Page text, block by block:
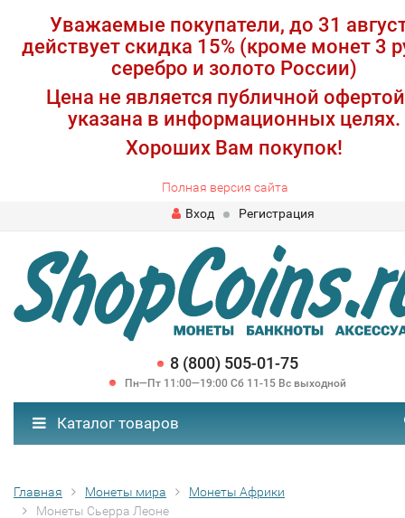
Уважаемые покупатели, до 31
действует скидка 15% (кроме монет 3
серебро и золото России)
Цена не является публичной
указана в информационных целях.
Хороших Вам покупок!
Полная версия сайта
Вход
Регистрация
8 (800) 505-01-75
Пн—Пт 11:00—19:00 Сб 11-15 Вс выходной
Каталог товаров
Главная Монеты мира
Монеты Африки
Монеты Сьерра Леоне